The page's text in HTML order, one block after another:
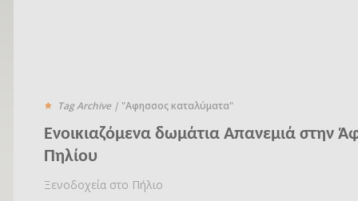
Tag Archive | "Αφησσος καταλύματα"
Ενοικιαζόμενα δωμάτια Απανεμιά στην
Πηλίου
Ξενοδοχεία στο Πήλιο